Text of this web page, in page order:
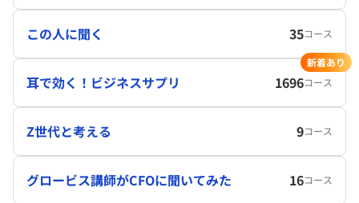
この人に聞く 35コース
耳で効く！ビジネスサプリ 1696コース
新着あり
Z世代と考える 9コース
グロービス講師がCFOに聞いてみた 16コース